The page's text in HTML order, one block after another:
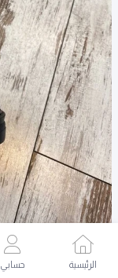
حذاء نسائي
808.48
الرئيسية حسابي